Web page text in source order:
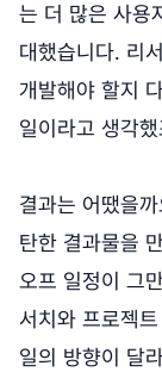
는 더 많은 사용
대했습니다. 리
개발해야 할지
일이라고 생각
결과는 어땠을
탄한 결과물을
오프 일정이 그
서치와 프로젝
일의 방향이 달